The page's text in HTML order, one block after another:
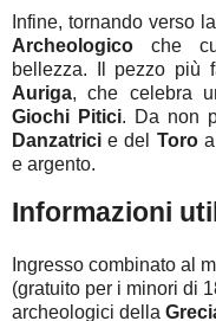
Infine, tornando verso
Archeologico che
bellezza. Il pezzo più
Auriga, che celebra
Giochi Pitici. Da non
Danzatrici e del Toroa
e argento.
Informazioni
Ingresso combinato al
(gratuito per i minori di
archeologici della